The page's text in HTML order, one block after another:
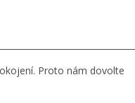
Proto nám dovolte